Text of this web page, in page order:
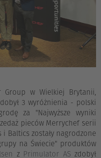
Group w Wielkiej Brytanii,
3 wyróżnienia - polski
za "Najwyższe wyniki
pieców Merrychef serii
Baltics zostały nagrodzone
na Świecie" produktów
z Primulator AS zdobył